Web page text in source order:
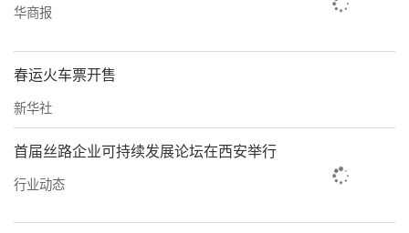
华商报
春运火车票开售
新华社
首届丝路企业可持续发展论坛在西安举行
行业动态